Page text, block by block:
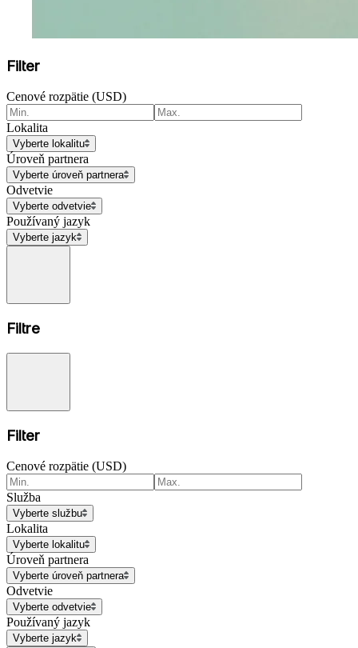
Filter
Cenové rozpätie (USD)
Lokalita
Vyberte lokalitu
Úroveň partnera
Vyberte úroveň partnera
Odvetvie
Vyberte odvetvie
Používaný jazyk
Vyberte jazyk
Filtre
Filter
Cenové rozpätie (USD)
Služba
Vyberte službu
Lokalita
Vyberte lokalitu
Úroveň partnera
Vyberte úroveň partnera
Odvetvie
Vyberte odvetvie
Používaný jazyk
Vyberte jazyk